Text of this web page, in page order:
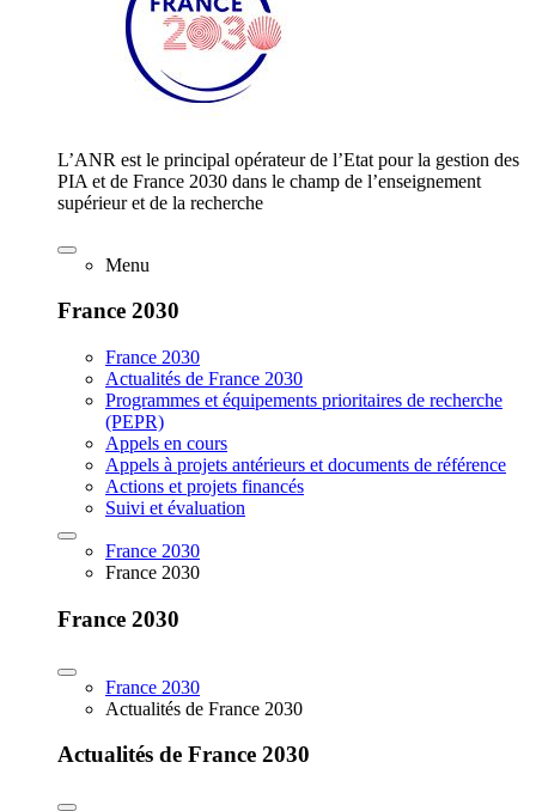
L’ANR est le principal opérateur de l’Etat pour la gestion des
PIA et de France 2030 dans le champ de l’enseignement
supérieur et de la recherche
Menu
France 2030
France 2030
Actualités de France 2030
Programmes et équipements prioritaires de recherche
(PEPR)
Appels en cours
Appels à projets antérieurs et documents de référence
Actions et projets financés
Suivi et évaluation
France 2030
France 2030
France 2030
France 2030
Actualités de France 2030
Actualités de France 2030